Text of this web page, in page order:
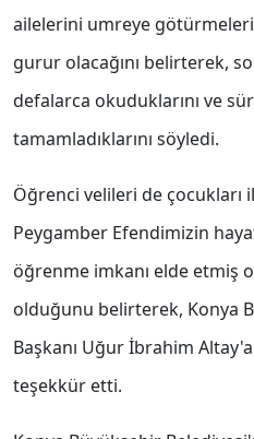
ailelerini umreye
gurur olacağını belirterek,
defalarca okuduklarını ve
tamamladıklarını söyledi.
Öğrenci velileri de çocukları
Peygamber Efendimizin
öğrenme imkanı elde etmiş
olduğunu belirterek, Konya
Başkanı Uğur İbrahim
teşekkür etti.